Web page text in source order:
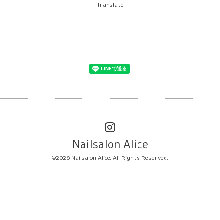
Translate
Nailsalon Alice
©2026 Nailsalon Alice. All Rights Reserved.